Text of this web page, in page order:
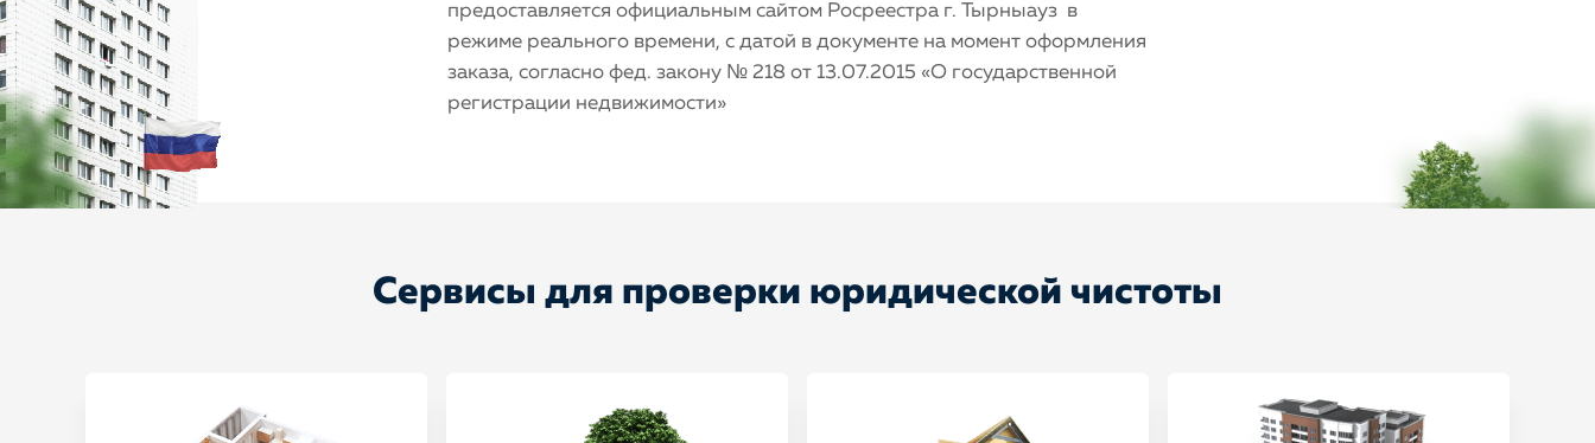
предоставляется официальным сайтом Росреестра г. Тырныауз в
режиме реального времени, с датой в документе на момент оформления
заказа, согласно фед. закону № 218 от 13.07.2015 «О государственной
регистрации недвижимости»
Сервисы для проверки юридической чистоты